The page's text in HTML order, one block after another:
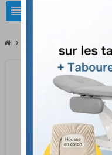
view_headline
chevron_right